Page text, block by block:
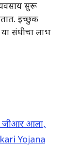
सुरू
इच्छुक
संधीचा लाभ
जीआर आला,
Yojana